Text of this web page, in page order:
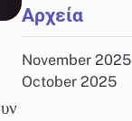
Αρχεία
November 2025
October 2025